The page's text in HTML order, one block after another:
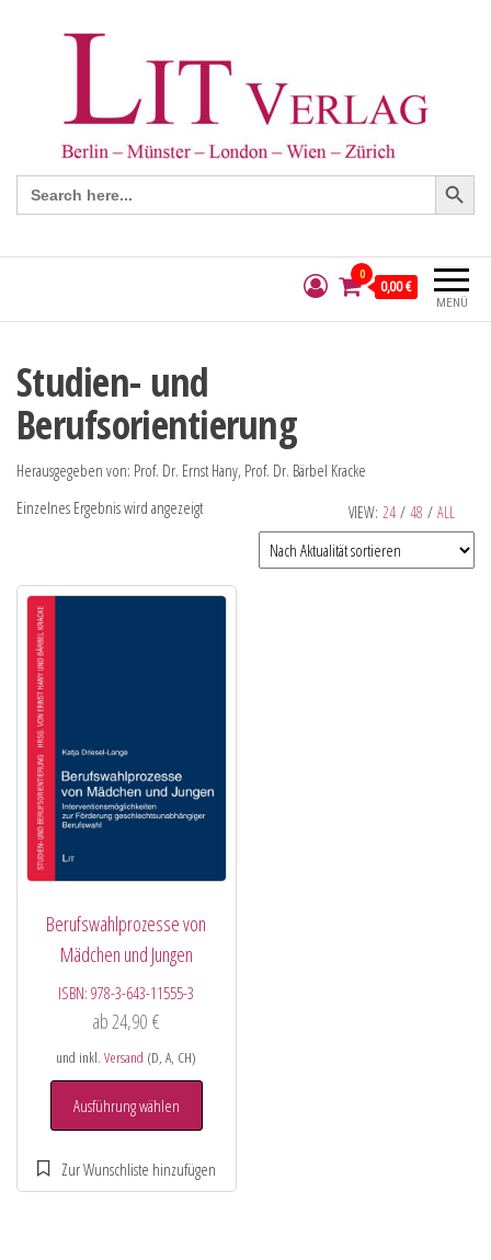
Search
for:
Search Button
MENÜ
0
0,00 €
Studien- und
Berufsorientierung
Herausgegeben von: Prof. Dr. Ernst Hany, Prof. Dr. Bärbel Kracke
VIEW: 24 / 48 / ALL
Einzelnes Ergebnis wird angezeigt
Berufswahlprozesse von
Mädchen und Jungen
ISBN:978-3-643-11555-3
ab24,90€
und inkl.Versand (D, A, CH)
Ausführung wählen